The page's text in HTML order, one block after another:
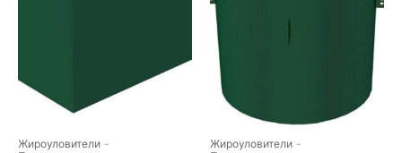
Жироуловители -
Жироуловители -